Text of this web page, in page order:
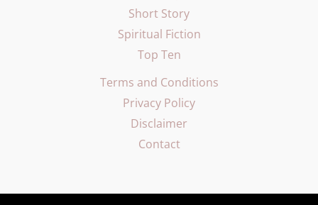
Short Story
Spiritual Fiction
Top Ten
Terms and Conditions
Privacy Policy
Disclaimer
Contact